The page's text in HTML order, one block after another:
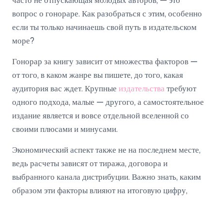
вопрос о гонораре. Как разобраться с этим, особенно
если ты только начинаешь свой путь в издательском
море?
Гонорар за книгу зависит от множества факторов —
от того, в каком жанре вы пишете, до того, какая
аудитория вас ждет. Крупные издательства требуют
одного подхода, малые — другого, а самостоятельное
издание является и вовсе отдельной вселенной со
своими плюсами и минусами.
Экономический аспект также не на последнем месте,
ведь расчеты зависят от тиража, договора и
выбранного канала дистрибуции. Важно знать, каким
образом эти факторы влияют на итоговую цифру,